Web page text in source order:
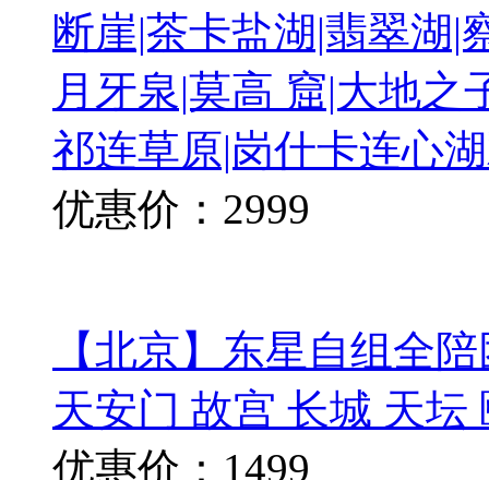
断崖|茶卡盐湖|翡翠湖|
月牙泉|莫高 窟|大地之
祁连草原|岗什卡连心
优惠价：2999
【北京】东星自组全
天安门 故宫 长城 天坛
优惠价：1499